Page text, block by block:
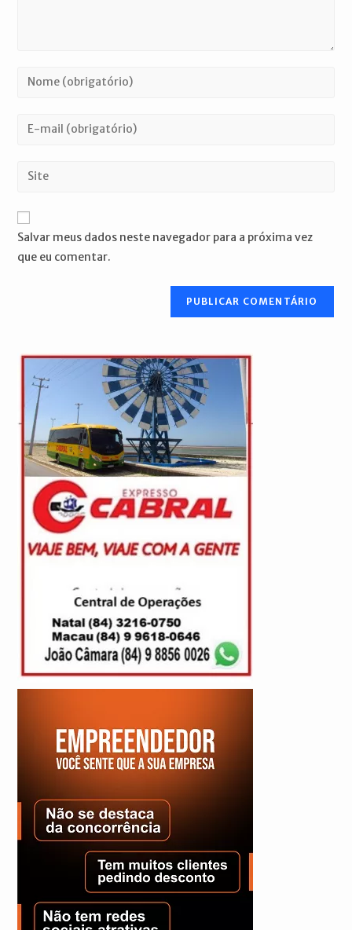
Digite
ou
de
para
comentar
Digite
de
mail
para
comentar
Digite
URL
do
site
Salvar meus dados neste navegador para a próxima vez
que eu comentar.